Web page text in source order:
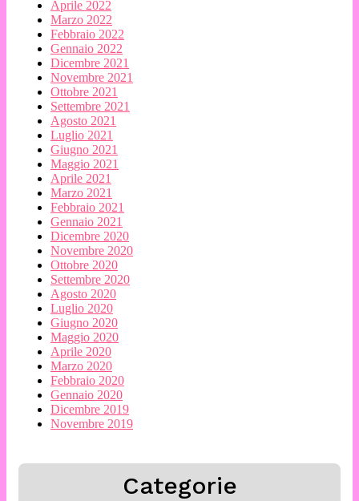
Aprile 2022
Marzo 2022
Febbraio 2022
Gennaio 2022
Dicembre 2021
Novembre 2021
Ottobre 2021
Settembre 2021
Agosto 2021
Luglio 2021
Giugno 2021
Maggio 2021
Aprile 2021
Marzo 2021
Febbraio 2021
Gennaio 2021
Dicembre 2020
Novembre 2020
Ottobre 2020
Settembre 2020
Agosto 2020
Luglio 2020
Giugno 2020
Maggio 2020
Aprile 2020
Marzo 2020
Febbraio 2020
Gennaio 2020
Dicembre 2019
Novembre 2019
Categorie